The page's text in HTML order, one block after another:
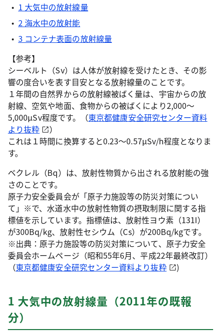
1 大気中の放射線量
2 海水中の放射能
3 コンテナ表面の放射線量
【参考】
シーベルト（Sv）は人体が放射線を受けたとき、その影
響の度合いを表す目安となる放射線量のことです。
１年間の自然界からの放射線被ばく量は、宇宙からの放
射線、空気や地面、食物からの被ばくにより2,000～
5,000μSv程度です。（東京都健康安全研究センター資料
より抜粋
）
これは１時間に換算すると0.23～0.57μSv/h程度となりま
す。
ベクレル（Bq）は、放射性物質から出される放射能の強
さのことです。
原子力安全委員会が「原子力施設等の防災対策につい
て」※で、水道水中の放射性物質の摂取制限に関する指
標値を示しています。指標値は、放射性ヨウ素（131I）
が300Bq/kg、放射性セシウム（Cs）が200Bq/kgです。
※出典：原子力施設等の防災対策について、原子力安全
委員会ホームページ（昭和55年6月、平成22年最終改訂）
（東京都健康安全研究センター資料より抜粋 )
1 大気中の放射線量（2011年の既報
分）